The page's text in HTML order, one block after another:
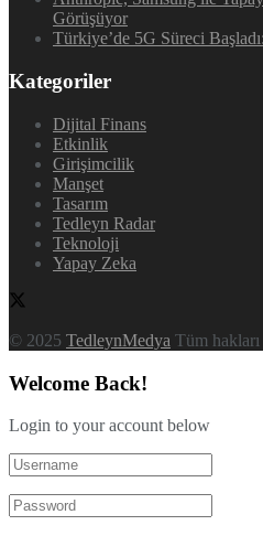
Görüşüyor
Türkiye’de 5G Süreci
Kategoriler
Dijital Finans
Etkinlik
Girişimcilik
Manşet
Tasarım
Tedleyn Radar
Teknoloji
Yapay Zeka
© 2025 TedleynMedya Tüm hakları
Welcome Back!
Login to your account below